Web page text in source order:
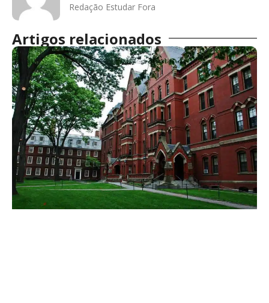
Redação Estudar Fora
Artigos relacionados